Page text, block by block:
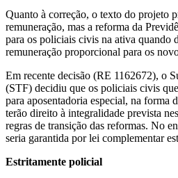
Quanto à correção, o texto do projeto
remuneração, mas a reforma da
para os policiais civis na ativa quando
remuneração proporcional para os
Em recente decisão (RE 1162672), o
(STF) decidiu que os policiais civis
para aposentadoria especial, na forma
terão direito à integralidade prevista
regras de transição das reformas. No
seria garantida por lei complementar
Estritamente policial